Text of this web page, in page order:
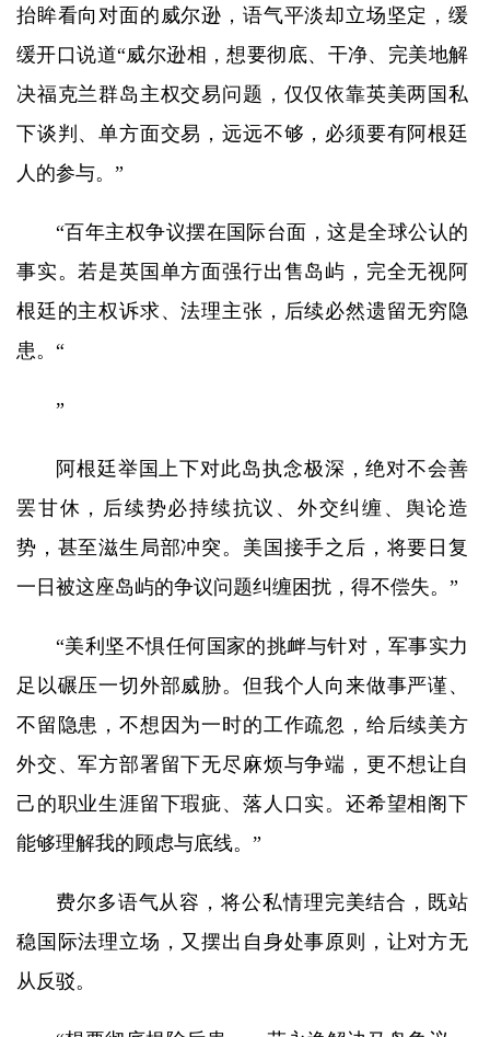
抬眸看向对面的威尔逊，语气平淡却立场坚定，缓
缓开口说道“威尔逊相，想要彻底、干净、完美地解
决福克兰群岛主权交易问题，仅仅依靠英美两国私
下谈判、单方面交易，远远不够，必须要有阿根廷
人的参与。”
“百年主权争议摆在国际台面，这是全球公认的
事实。若是英国单方面强行出售岛屿，完全无视阿
根廷的主权诉求、法理主张，后续必然遗留无穷隐
患。“
”
阿根廷举国上下对此岛执念极深，绝对不会善
罢甘休，后续势必持续抗议、外交纠缠、舆论造
势，甚至滋生局部冲突。美国接手之后，将要日复
一日被这座岛屿的争议问题纠缠困扰，得不偿失。”
“美利坚不惧任何国家的挑衅与针对，军事实力
足以碾压一切外部威胁。但我个人向来做事严谨、
不留隐患，不想因为一时的工作疏忽，给后续美方
外交、军方部署留下无尽麻烦与争端，更不想让自
己的职业生涯留下瑕疵、落人口实。还希望相阁下
能够理解我的顾虑与底线。”
费尔多语气从容，将公私情理完美结合，既站
稳国际法理立场，又摆出自身处事原则，让对方无
从反驳。